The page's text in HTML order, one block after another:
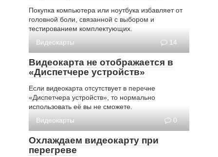
Покупка компьютера или ноутбука избавляет от
головной боли, связанной с выбором и
тестированием комплектующих.
Видеокарты
14
Видеокарта не отображается в
«Диспетчере устройств»
Если видеокарта отсутствует в перечне
«Диспетчера устройств», то нормально
использовать её вы не сможете.
Видеокарты
0
Охлаждаем видеокарту при
перегреве